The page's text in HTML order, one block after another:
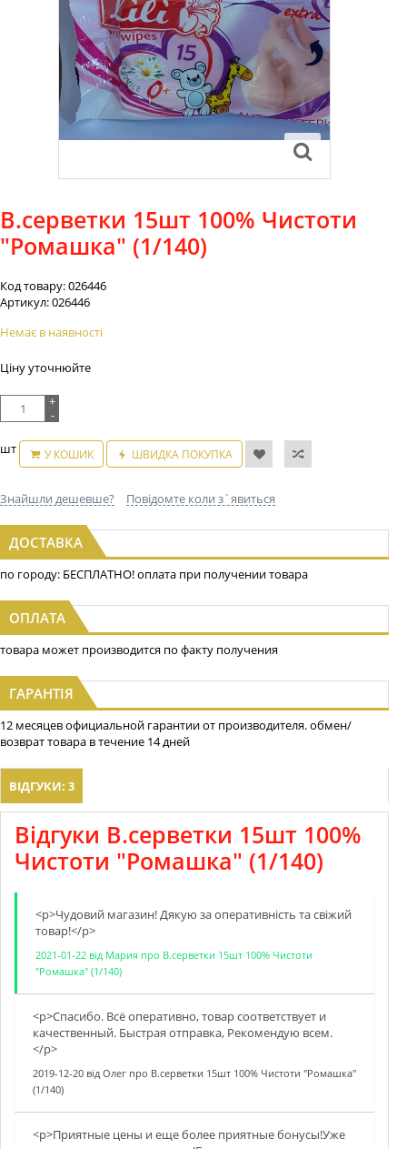
В.серветки 15шт 100% Чистоти
"Ромашка" (1/140)
Код товару:026446
Артикул:026446
Немає в наявності
Ціну уточнюйте
+
-
шт У КОШИК ШВИДКА ПОКУПКА
Знайшли дешевше? Повідомте коли з`явиться
ДОСТАВКА
по городу: БЕСПЛАТНО! оплата при получении товара
ОПЛАТА
товара может производится по факту получения
ГАРАНТІЯ
12 месяцев официальной гарантии от производителя. обмен/
возврат товара в течение 14 дней
ВІДГУКИ: 3
Відгуки В.серветки 15шт 100%
Чистоти "Ромашка" (1/140)
<p>Чудовий магазин! Дякую за оперативнiсть та свiжий
товар!</p>
2021-01-22 від Мария про В.серветки 15шт 100% Чистоти
"Ромашка" (1/140)
<p>Спасибо. Всё оперативно, товар соответствует и
качественный. Быстрая отправка, Рекомендую всем.
</p>
2019-12-20 від Олег про В.серветки 15шт 100% Чистоти "Ромашка"
(1/140)
<p>Приятные цены и еще более приятные бонусы!Уже